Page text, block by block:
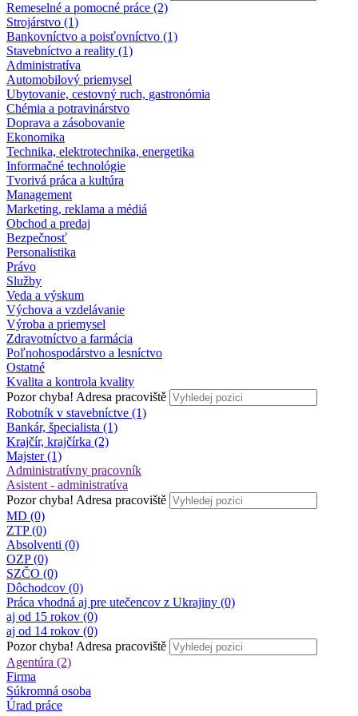
Remeselné a pomocné práce (2)
Strojárstvo (1)
Bankovníctvo a poisťovníctvo (1)
Stavebníctvo a reality (1)
Administratíva
Automobilový priemysel
Ubytovanie, cestovný ruch, gastronómia
Chémia a potravinárstvo
Doprava a zásobovanie
Ekonomika
Technika, elektrotechnika, energetika
Informačné technológie
Tvorivá práca a kultúra
Management
Marketing, reklama a médiá
Obchod a predaj
Bezpečnosť
Personalistika
Právo
Služby
Veda a výskum
Výchova a vzdelávanie
Výroba a priemysel
Zdravotníctvo a farmácia
Poľnohospodárstvo a lesníctvo
Ostatné
Kvalita a kontrola kvality
Pozor chyba! Adresa pracoviště
Robotník v stavebníctve (1)
Bankár, špecialista (1)
Krajčír, krajčírka (2)
Majster (1)
Administratívny pracovník
Asistent - administratíva
Pozor chyba! Adresa pracoviště
MD (0)
ZTP (0)
Absolventi (0)
OZP (0)
SZČO (0)
Dôchodcov (0)
Práca vhodná aj pre utečencov z Ukrajiny (0)
aj od 15 rokov (0)
aj od 14 rokov (0)
Pozor chyba! Adresa pracoviště
Agentúra (2)
Firma
Súkromná osoba
Úrad práce